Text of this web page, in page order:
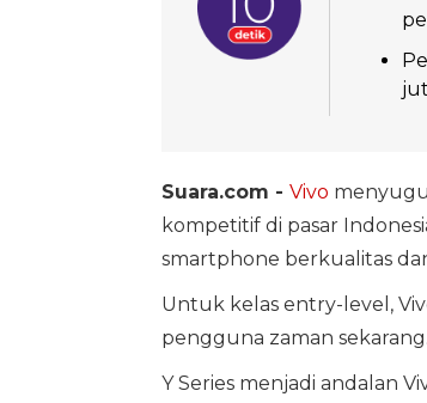
Suara.com - Vivo
kompetitif di pasar
smartphone berkualitas
Untuk kelas entry-level,
pengguna zaman
Y Series menjadi andalan